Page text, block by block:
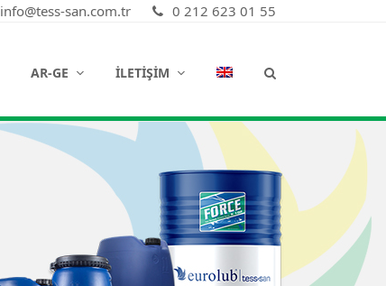
info@tess-san.com.tr 0 212 623 01 55
AR-GE İLETIŞIM